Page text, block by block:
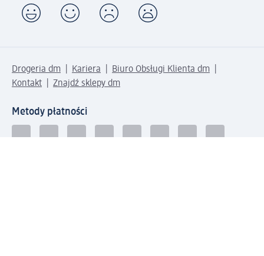
Drogeria dm Kariera
Biuro Obsługi Klienta dm
Kontakt
Znajdź sklepy dm
Metody płatności